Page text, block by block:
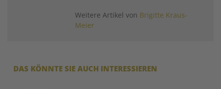
Weitere Artikel von Brigitte Kraus-
Meier
DAS KÖNNTE SIE AUCH INTERESSIEREN